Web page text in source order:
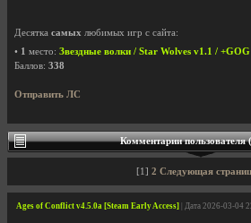
Десятка самых любимых игр с сайта:
• 1 место: Звездные волки / Star Wolves v1.1 / +GOG
Баллов: 338
Отправить ЛС
Комментарии пользователя
[1] 2 Следующая
Ages of Conflict v4.5.0a [Steam Early Access] | Дата 2026-03-04